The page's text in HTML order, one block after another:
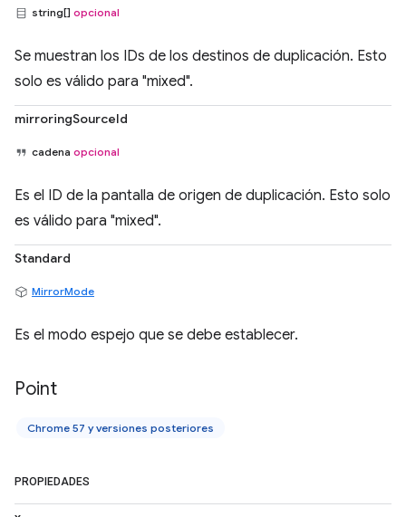
string[] opcional
Se muestran los IDs de los destinos de duplicación. Esto
solo es válido para "mixed".
mirroringSourceId
cadena opcional
Es el ID de la pantalla de origen de duplicación. Esto solo
es válido para "mixed".
Standard
MirrorMode
Es el modo espejo que se debe establecer.
Point
Chrome 57 y versiones posteriores
PROPIEDADES